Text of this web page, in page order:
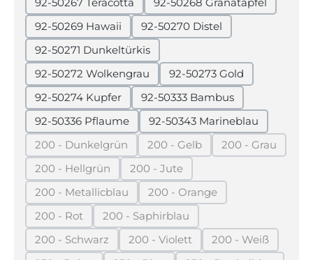
92-50269 Hawaii
92-50270 Distel
92-50271 Dunkeltürkis
92-50272 Wolkengrau
92-50273 Gold
92-50274 Kupfer
92-50333 Bambus
92-50336 Pflaume
92-50343 Marineblau
200 - Dunkelgrün
(Diese Option ist zurzeit nicht verfügbar.)
200 - Gelb
(Diese Option ist zurzeit nicht
200 - Grau
(Diese
200 - Hellgrün
(Diese Option ist zurzeit nicht verfügbar.)
200 - Jute
(Diese Option ist zurzeit nicht
200 - Metallicblau
(Diese Option ist zurzeit nicht verfügbar.)
200 - Orange
(Diese Option ist zurzeit
200 - Rot
(Diese Option ist zurzeit nicht verfügbar.)
200 - Saphirblau
(Diese Option ist zurzeit nicht
200 - Schwarz
(Diese Option ist zurzeit nicht verfügbar.)
200 - Violett
(Diese Option ist zurzeit nicht
200 - Weiß
(Diese Option